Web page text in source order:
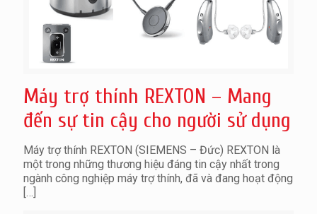
Máy trợ thính REXTON – Mang
đến sự tin cậy cho người sử dụng
Máy trợ thính REXTON (SIEMENS – Đức) REXTON là
một trong những thương hiệu đáng tin cậy nhất trong
ngành công nghiệp máy trợ thính, đã và đang hoạt động
[…]